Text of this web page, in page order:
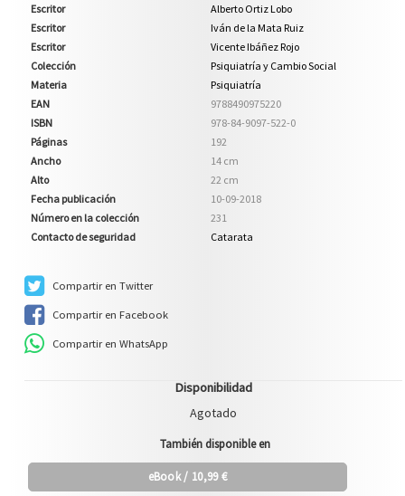
Escritor
Alberto Ortiz Lobo
Escritor
Iván de la Mata Ruiz
Escritor
Vicente Ibáñez Rojo
Colección
Psiquiatría y Cambio Social
Materia
Psiquiatría
EAN
9788490975220
ISBN
978-84-9097-522-0
Páginas
192
Ancho
14 cm
Alto
22 cm
Fecha publicación
10-09-2018
Número en la colección
231
Contacto de seguridad
Catarata
Compartir en Twitter
Compartir en Facebook
Compartir en WhatsApp
Disponibilidad
Agotado
También disponible en
eBook/ 10,99 €